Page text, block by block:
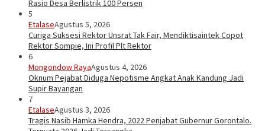
Rasio Desa Berlistrik 100 Persen
5
EtalaseAgustus 5, 2026
Curiga Suksesi Rektor Unsrat Tak Fair, Mendiktisaintek Copot
Rektor Sompie, Ini Profil Plt Rektor
6
Mongondow RayaAgustus 4, 2026
Oknum Pejabat Diduga Nepotisme Angkat Anak Kandung Jadi
Supir Bayangan
7
EtalaseAgustus 3, 2026
Tragis Nasib Hamka Hendra, 2022 Penjabat Gubernur Gorontalo.